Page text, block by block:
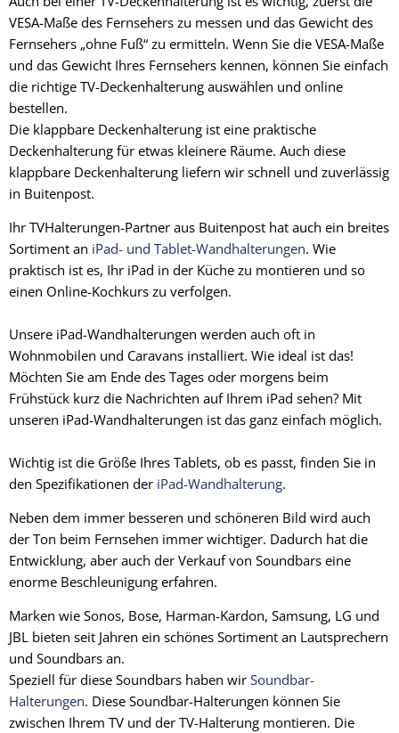
VESA-Maße des Fernsehers zu messen und das Gewicht des
Fernsehers „ohne Fuß“ zu ermitteln. Wenn Sie die VESA-Maße
und das Gewicht Ihres Fernsehers kennen, können Sie einfach
die richtige TV-Deckenhalterung auswählen und online
bestellen.
Die klappbare Deckenhalterung ist eine praktische
Deckenhalterung für etwas kleinere Räume. Auch diese
klappbare Deckenhalterung liefern wir schnell und zuverlässig
in Buitenpost.
Ihr TVHalterungen-Partner aus Buitenpost hat auch ein breites
Sortiment an iPad- und Tablet-Wandhalterungen. Wie
praktisch ist es, Ihr iPad in der Küche zu montieren und so
einen Online-Kochkurs zu verfolgen.
Unsere iPad-Wandhalterungen werden auch oft in
Wohnmobilen und Caravans installiert. Wie ideal ist das!
Möchten Sie am Ende des Tages oder morgens beim
Frühstück kurz die Nachrichten auf Ihrem iPad sehen? Mit
unseren iPad-Wandhalterungen ist das ganz einfach möglich.
Wichtig ist die Größe Ihres Tablets, ob es passt, finden Sie in
den Spezifikationen der iPad-Wandhalterung.
Neben dem immer besseren und schöneren Bild wird auch
der Ton beim Fernsehen immer wichtiger. Dadurch hat die
Entwicklung, aber auch der Verkauf von Soundbars eine
enorme Beschleunigung erfahren.
Marken wie Sonos, Bose, Harman-Kardon, Samsung, LG und
JBL bieten seit Jahren ein schönes Sortiment an Lautsprechern
und Soundbars an.
Speziell für diese Soundbars haben wir Soundbar-
Halterungen. Diese Soundbar-Halterungen können Sie
zwischen Ihrem TV und der TV-Halterung montieren. Die